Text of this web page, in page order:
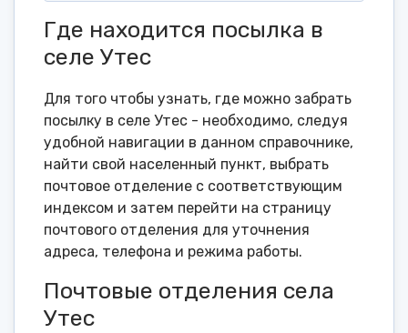
Где находится посылка в
селе Утес
Для того чтобы узнать, где можно забрать
посылку в селе Утес - необходимо, следуя
удобной навигации в данном справочнике,
найти свой населенный пункт, выбрать
почтовое отделение с соответствующим
индексом и затем перейти на страницу
почтового отделения для уточнения
адреса, телефона и режима работы.
Почтовые отделения села
Утес